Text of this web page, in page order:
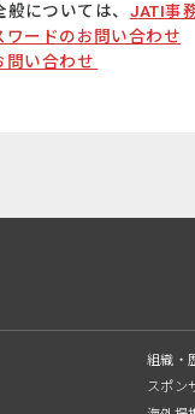
については、 JATI事
ワードのお問い合わせ
問い合わせ
組織・
スポン